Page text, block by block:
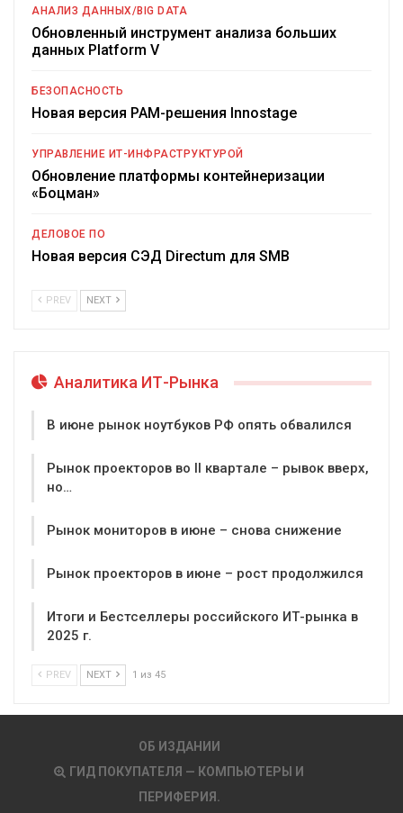
АНАЛИЗ ДАННЫХ/BIG DATA
Обновленный инструмент анализа больших
данных Platform V
БЕЗОПАСНОСТЬ
Новая версия PAM-решения Innostage
УПРАВЛЕНИЕ ИТ-ИНФРАСТРУКТУРОЙ
Обновление платформы контейнеризации
«Боцман»
ДЕЛОВОЕ ПО
Новая версия СЭД Directum для SMB
PREV NEXT
Аналитика ИТ-Рынка
В июне рынок ноутбуков РФ опять обвалился
Рынок проекторов во II квартале – рывок вверх,
но…
Рынок мониторов в июне – снова снижение
Рынок проекторов в июне – рост продолжился
Итоги и Бестселлеры российского ИТ-рынка в
2025 г.
PREV NEXT 1 из 45
ОБ ИЗДАНИИ
ГИД ПОКУПАТЕЛЯ — КОМПЬЮТЕРЫ И
ПЕРИФЕРИЯ.